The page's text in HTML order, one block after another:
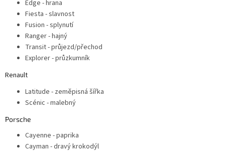
Edge - hrana
Fiesta - slavnost
Fusion - splynutí
Ranger - hajný
Transit -průjezd/přechod
Explorer - průzkumník
Renault
Latitude - zeměpisná šířka
Scénic - malebný
Porsche
Cayenne - paprika
Cayman - dravý krokodýl